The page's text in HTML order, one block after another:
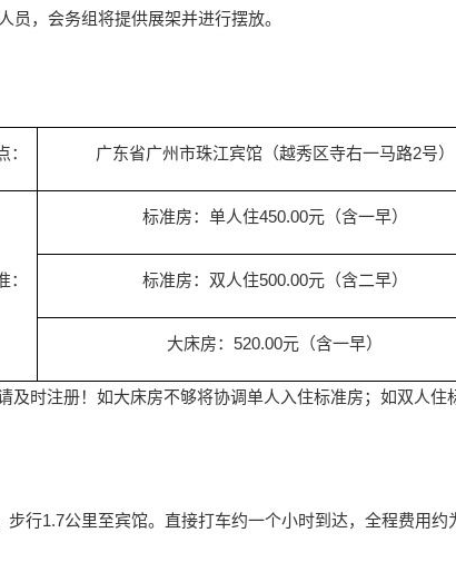
，会务组将提供展架并进行摆放。
： 广东省广州市珠江宾馆（越秀区寺右一马路2号）
：
标准房：单人住450.00元（含一早）
标准房：双人住500.00元（含二早）
大床房：520.00元（含一早）
时注册！如大床房不够将协调单人入住标准房；如双人住
行1.7公里至宾馆。直接打车约一个小时到达，全程费用约